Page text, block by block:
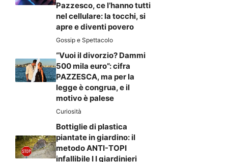
Pazzesco, ce l’hanno tutti
nel cellulare: la tocchi, si
apre e diventi povero
Gossip e Spettacolo
“Vuoi il divorzio? Dammi
500 mila euro”: cifra
PAZZESCA, ma per la
legge è congrua, e il
motivo è palese
Curiosità
Bottiglie di plastica
piantate in giardino: il
metodo ANTI-TOPI
infallibile I I giardinieri